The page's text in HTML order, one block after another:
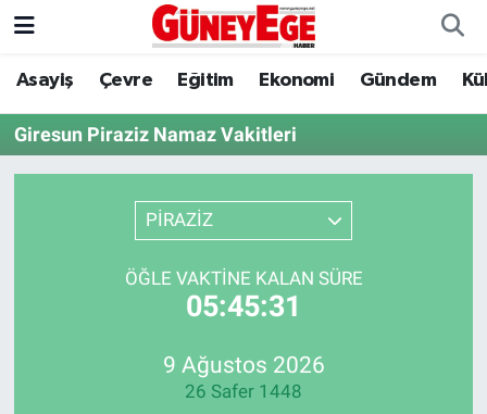
Asayiş Çevre Eğitim Ekonomi Gündem
Giresun Piraziz Namaz Vakitleri
PİRAZİZ
ÖĞLE VAKTINE KALAN SÜRE
05:45:31
9 Ağustos 2026
26 Safer 1448
Asayiş
Çevre
Kültür Sanat
İstanbul Hava Durumu
İstanbul Trafik Yoğunluk Haritası
Son Dakika Haberleri